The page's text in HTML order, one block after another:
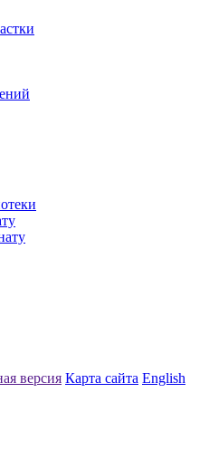
версия Карта сайта English